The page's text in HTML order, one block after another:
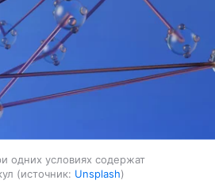
одних условиях содержат
источник: Unsplash